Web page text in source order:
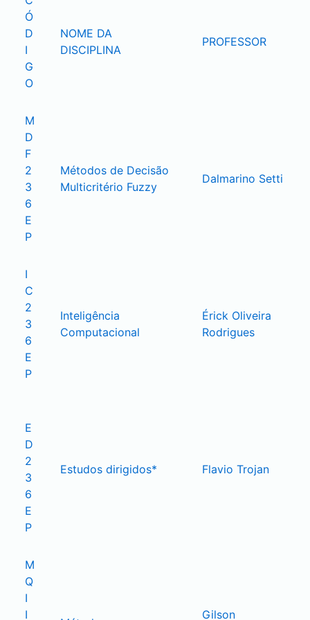
Ó
D
I
G
O
NOME DA
DISCIPLINA
PROFESSOR
M
D
F
2
3
6
E
P
Métodos de Decisão
Multicritério Fuzzy
Dalmarino Setti
I
C
2
3
6
E
P
Inteligência
Computacional
Érick Oliveira
Rodrigues
E
D
2
3
6
E
P
Estudos dirigidos* Flavio Trojan
M
Q
I
I
Gilson